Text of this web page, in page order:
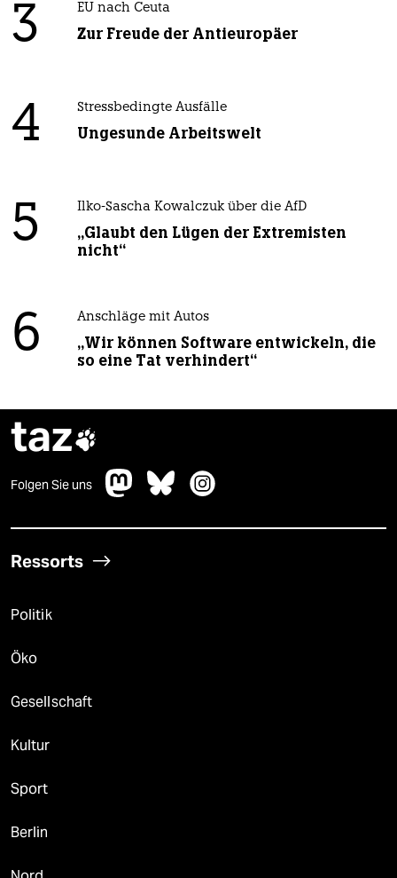
3 EU nach Ceuta
Zur Freude der Antieuropäer
4 Stressbedingte Ausfälle
Ungesunde Arbeitswelt
5 Ilko-Sascha Kowalczuk über die AfD
„Glaubt den Lügen der Extremisten
nicht“
6 Anschläge mit Autos
„Wir können Software entwickeln, die
so eine Tat verhindert“
taz
Folgen Sie uns
Ressorts
Politik
Öko
Gesellschaft
Kultur
Sport
Berlin